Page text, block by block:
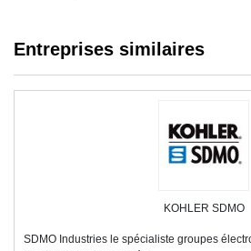
Entreprises similaires
KOHLER SDMO
SDMO Industries le spécialiste groupes